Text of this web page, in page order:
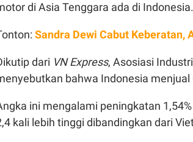
di Asia Tenggara ada di Indonesia.
Sandra Dewi Cabut Keberatan,
dari VN Express, Asosiasi
bahwa Indonesia menjual
ini mengalami peningkatan
kali lebih tinggi dibandingkan dari